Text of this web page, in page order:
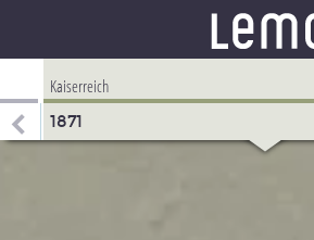
Kaiserreich
1871